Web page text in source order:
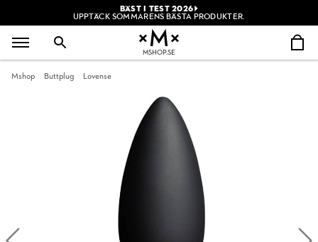
BÄST I TEST 2026
UPPTÄCK SOMMARENS BÄSTA PRODUKTER.
MSHOP.SE
Mshop Buttplug Lovense